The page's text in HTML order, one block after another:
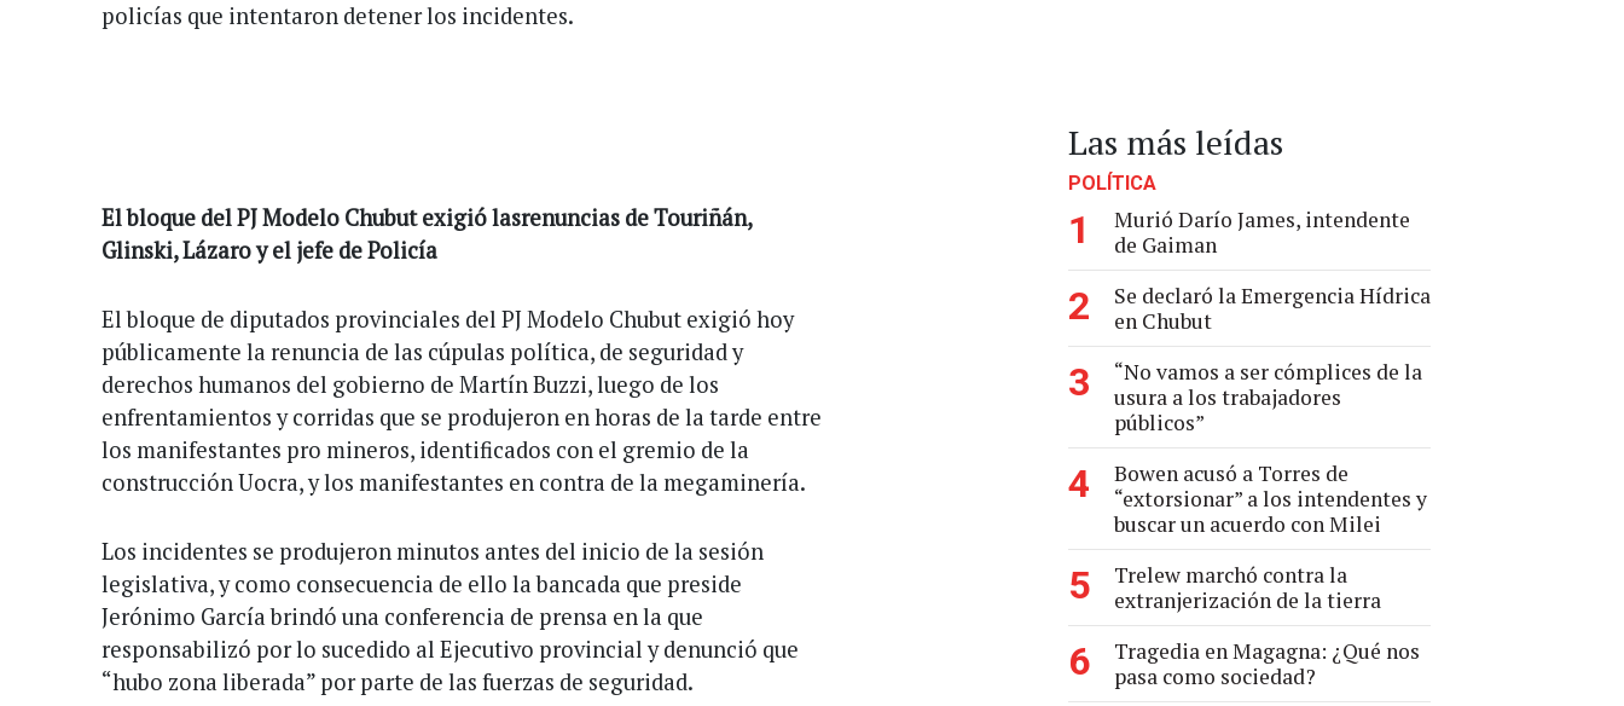
policías que intentaron detener los incidentes.
El bloque del PJ Modelo Chubut exigió lasrenuncias de Touriñán,
Glinski, Lázaro y el jefe de Policía
El bloque de diputados provinciales del PJ Modelo Chubut exigió hoy
públicamente la renuncia de las cúpulas política, de seguridad y
derechos humanos del gobierno de Martín Buzzi, luego de los
enfrentamientos y corridas que se produjeron en horas de la tarde entre
los manifestantes pro mineros, identificados con el gremio de la
construcción Uocra, y los manifestantes en contra de la megaminería.
Los incidentes se produjeron minutos antes del inicio de la sesión
legislativa, y como consecuencia de ello la bancada que preside
Jerónimo García brindó una conferencia de prensa en la que
responsabilizó por lo sucedido al Ejecutivo provincial y denunció que
“hubo zona liberada” por parte de las fuerzas de seguridad.
Las más leídas
POLÍTICA
1
Murió Darío James, intendente
de Gaiman
2
Se declaró la Emergencia Hídrica
en Chubut
3
“No vamos a ser cómplices de la
usura a los trabajadores
públicos”
4
Bowen acusó a Torres de
“extorsionar” a los intendentes y
buscar un acuerdo con Milei
5
Trelew marchó contra la
extranjerización de la tierra
6
Tragedia en Magagna: ¿Qué nos
pasa como sociedad?